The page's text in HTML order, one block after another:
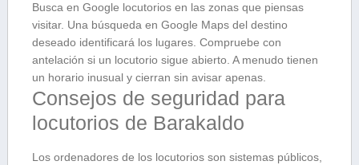
Busca en Google locutorios en las zonas que piensas
visitar. Una búsqueda en Google Maps del destino
deseado identificará los lugares. Compruebe con
antelación si un locutorio sigue abierto. A menudo tienen
un horario inusual y cierran sin avisar apenas.
Consejos de seguridad para
locutorios de Barakaldo
Los ordenadores de los locutorios son sistemas públicos,